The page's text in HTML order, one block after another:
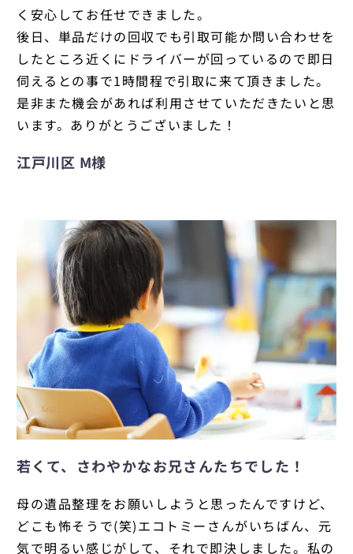
く安心してお任せできました。
後日、単品だけの回収でも引取可能か問い合わせを
したところ近くにドライバーが回っているので即日
伺えるとの事で1時間程で引取に来て頂きました。
是非また機会があれば利用させていただきたいと思
います。ありがとうございました！
江戸川区 M様
若くて、さわやかなお兄さんたちでした！
母の遺品整理をお願いしようと思ったんですけど、
どこも怖そうで(笑)エコトミーさんがいちばん、元
気で明るい感じがして、それで即決しました。私の